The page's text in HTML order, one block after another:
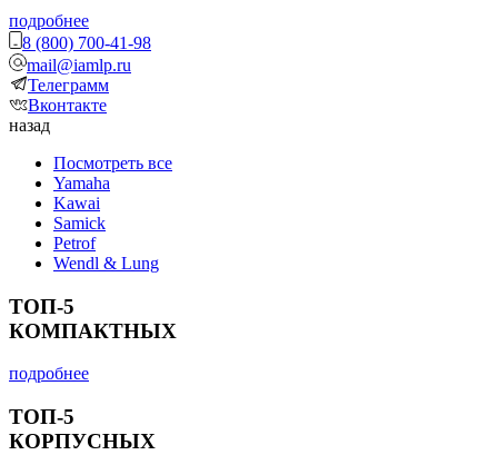
подробнее
8 (800) 700-41-98
mail@iamlp.ru
Телеграмм
Вконтакте
назад
Посмотреть все
Yamaha
Kawai
Samick
Petrof
Wendl & Lung
ТОП-5
КОМПАКТНЫХ
подробнее
ТОП-5
КОРПУСНЫХ